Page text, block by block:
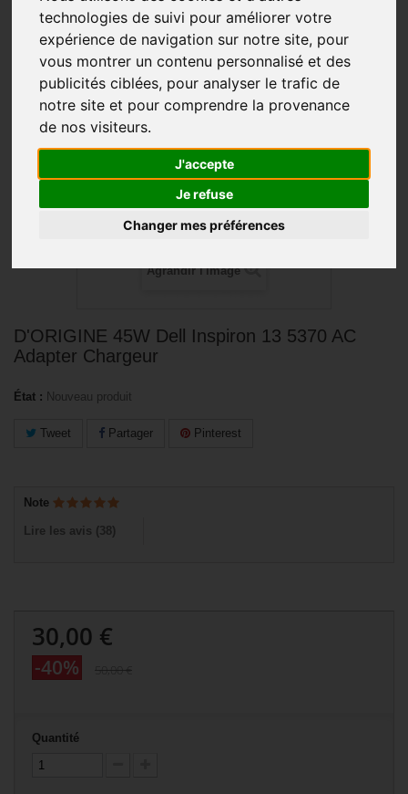
technologies de suivi pour améliorer votre
expérience de navigation sur notre site, pour
vous montrer un contenu personnalisé et des
publicités ciblées, pour analyser le trafic de
notre site et pour comprendre la provenance
de nos visiteurs.
J'accepte
Je refuse
Changer mes préférences
PROMO !
Agrandir l'image
D'ORIGINE 45W Dell Inspiron 13 5370 AC
Adapter Chargeur
État : Nouveau produit
Tweet Partager Pinterest
Note
Lire les avis (38
30,00 €
-40% 50,00 €
Quantité